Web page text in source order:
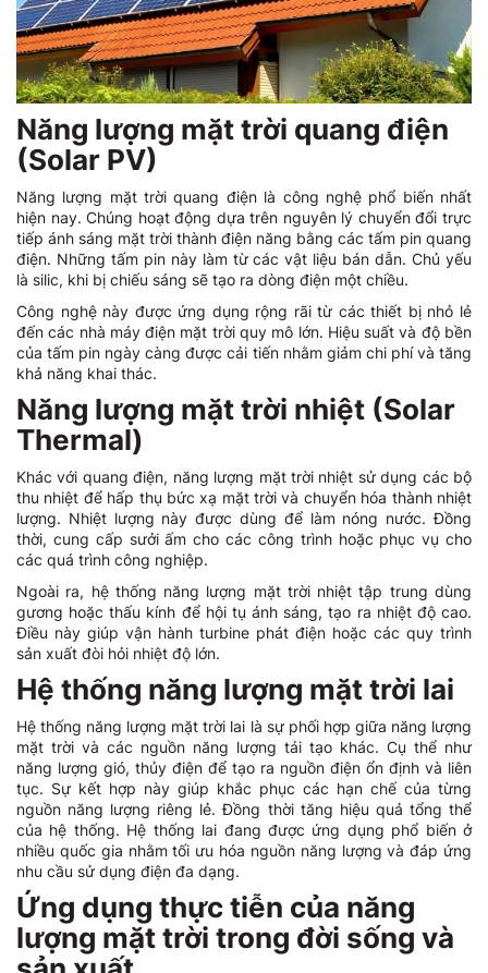
Năng lượng mặt trời quang điện
(Solar PV)
Năng lượng mặt trời quang điện là công nghệ phổ biến nhất
hiện nay. Chúng hoạt động dựa trên nguyên lý chuyển đổi trực
tiếp ánh sáng mặt trời thành điện năng bằng các tấm pin quang
điện. Những tấm pin này làm từ các vật liệu bán dẫn. Chủ yếu
là silic, khi bị chiếu sáng sẽ tạo ra dòng điện một chiều.
Công nghệ này được ứng dụng rộng rãi từ các thiết bị nhỏ lẻ
đến các nhà máy điện mặt trời quy mô lớn. Hiệu suất và độ bền
của tấm pin ngày càng được cải tiến nhằm giảm chi phí và tăng
khả năng khai thác.
Năng lượng mặt trời nhiệt (Solar
Thermal)
Khác với quang điện, năng lượng mặt trời nhiệt sử dụng các bộ
thu nhiệt để hấp thụ bức xạ mặt trời và chuyển hóa thành nhiệt
lượng. Nhiệt lượng này được dùng để làm nóng nước. Đồng
thời, cung cấp sưởi ấm cho các công trình hoặc phục vụ cho
các quá trình công nghiệp.
Ngoài ra, hệ thống năng lượng mặt trời nhiệt tập trung dùng
gương hoặc thấu kính để hội tụ ánh sáng, tạo ra nhiệt độ cao.
Điều này giúp vận hành turbine phát điện hoặc các quy trình
sản xuất đòi hỏi nhiệt độ lớn.
Hệ thống năng lượng mặt trời lai
Hệ thống năng lượng mặt trời lai là sự phối hợp giữa năng lượng
mặt trời và các nguồn năng lượng tái tạo khác. Cụ thể như
năng lượng gió, thủy điện để tạo ra nguồn điện ổn định và liên
tục. Sự kết hợp này giúp khắc phục các hạn chế của từng
nguồn năng lượng riêng lẻ. Đồng thời tăng hiệu quả tổng thể
của hệ thống. Hệ thống lai đang được ứng dụng phổ biến ở
nhiều quốc gia nhằm tối ưu hóa nguồn năng lượng và đáp ứng
nhu cầu sử dụng điện đa dạng.
Ứng dụng thực tiễn của năng
lượng mặt trời trong đời sống và